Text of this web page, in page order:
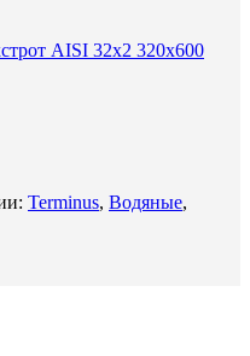
AISI 32х2 320х600
Terminus, Водяные,